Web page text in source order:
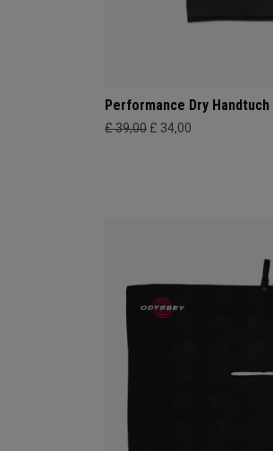
Performance Dry Handtuch
£ 39,00 £ 34,00